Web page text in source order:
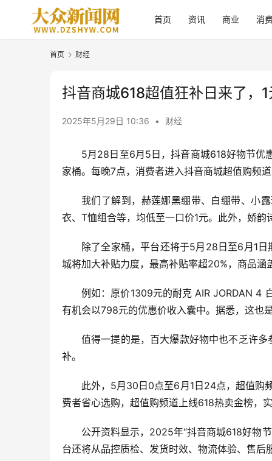
首页 资讯 商业 消
首页 财经
抖音商城618超值狂补日来了，
2025年5月29日 10:36 • 财经
5月28日至6月5日，抖音商城618好物节优
家桶。每晚7点，消费者进入抖音商城超值购频
我们了解到，赫莲娜黑绷带、白绷带、小
衣、T恤组合等，均低至一口价1元。此外，娇
除了全家桶，平台还将于5月28日至6月1
城将加大补贴力度，最高补贴率超20%，商品
例如：原价1309元的耐克 AIR JORDAN 4
有机会以798元的优惠价收入囊中。据悉，这也
值得一提的是，百大爆款好物中也不乏许
补。
此外，5月30日0点至6月1日24点，超值
费者省心选购，超值购频道上线618热卖金榜，
公开资料显示，2025年“抖音商城618好物
台还将从品控质检、发货时效、物流体验、售后